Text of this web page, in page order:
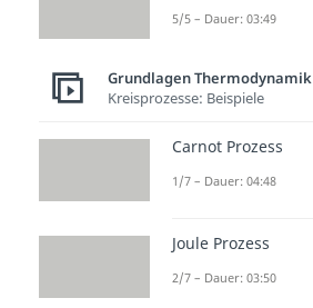
5/5 – Dauer: 03:49
Grundlagen Thermodynamik
Kreisprozesse: Beispiele
Carnot Prozess
1/7 – Dauer: 04:48
Joule Prozess
2/7 – Dauer: 03:50